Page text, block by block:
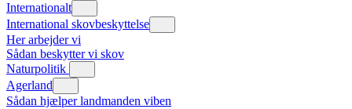
Internationalt
International skovbeskyttelse
Her arbejder vi
Sådan beskytter vi skov
Naturpolitik
Agerland
Sådan hjælper landmanden viben